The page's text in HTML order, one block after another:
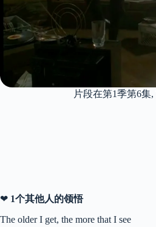
片段在第1季第6集,
❤ 1个其他人的领悟
The older I get, the more that I see